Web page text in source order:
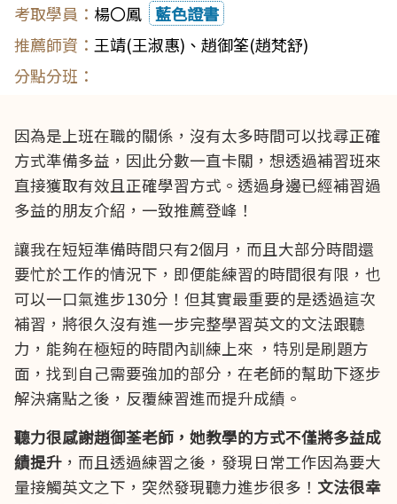
楊〇鳳
藍色證書
王靖(王淑惠) 、 趙御筌(趙梵舒)
因為是上班在職的關係，沒有太多時間可以找尋正確
方式準備多益，因此分數一直卡關，想透過補習班來
直接獲取有效且正確學習方式。透過身邊已經補習過
多益的朋友介紹，一致推薦登峰！
讓我在短短準備時間只有2個月，而且大部分時間還
要忙於工作的情況下，即便能練習的時間很有限，也
可以一口氣進步130分！但其實最重要的是透過這次
補習，將很久沒有進一步完整學習英文的文法跟聽
力，能夠在極短的時間內訓練上來 ，特別是刷題方
面，找到自己需要強加的部分，在老師的幫助下逐步
解決痛點之後，反覆練習進而提升成績。
聽力很感謝趙御荃老師，她教學的方式不僅將多益成
績提升 ，而且透過練習之後，發現日常工作因為要大
量接觸英文之下，突然發現聽力進步很多！ 文法很幸